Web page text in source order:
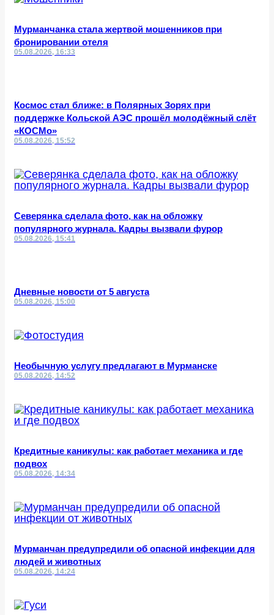
Мурманчанка стала жертвой мошенников при
бронировании отеля
05.08.2026, 16:33
Космос стал ближе: в Полярных Зорях при
поддержке Кольской АЭС прошёл молодёжный слёт
«КОСМо»
05.08.2026, 15:52
Северянка сделала фото, как на обложку
популярного журнала. Кадры вызвали фурор
05.08.2026, 15:41
Дневные новости от 5 августа
05.08.2026, 15:00
Необычную услугу предлагают в Мурманске
05.08.2026, 14:52
Кредитные каникулы: как работает механика и где
подвох
05.08.2026, 14:34
Мурманчан предупредили об опасной инфекции для
людей и животных
05.08.2026, 14:24